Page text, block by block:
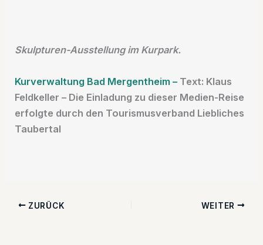
Skulpturen-Ausstellung im Kurpark.
Kurverwaltung Bad Mergentheim – Text: Klaus
Feldkeller – Die Einladung zu dieser Medien-Reise
erfolgte durch den Tourismusverband Liebliches
Taubertal
ZURÜCK WEITER